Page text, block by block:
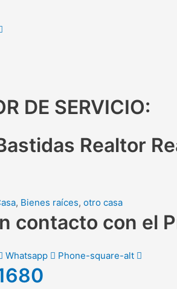
DE SERVICIO:
Realtor
, Bienes raíces, otro casa
contacto con el
Whatsapp Phone-square-alt